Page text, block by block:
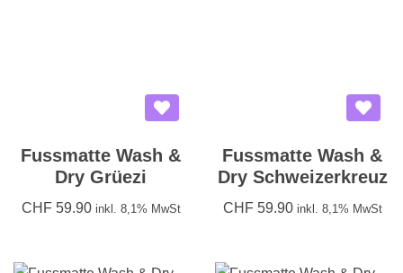
Fussmatte Wash &
Dry Grüezi
CHF59.90 inkl. 8,1% MwSt
Fussmatte Wash &
Dry Schweizerkreuz
CHF59.90 inkl. 8,1% MwSt